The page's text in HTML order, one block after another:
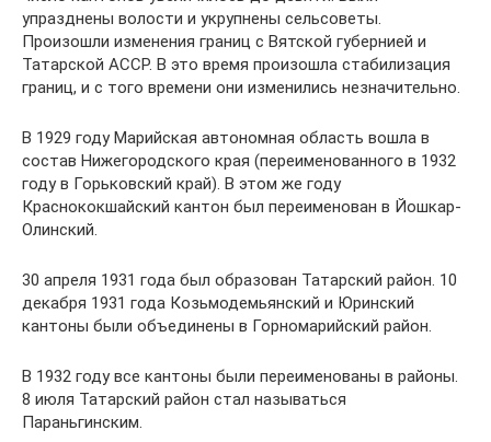
упразднены волости и укрупнены сельсоветы.
Произошли изменения границ с Вятской губернией и
Татарской АССР. В это время произошла стабилизация
границ, и с того времени они изменились незначительно.
В 1929 году Марийская автономная область вошла в
состав Нижегородского края (переименованного в 1932
году в Горьковский край). В этом же году
Краснококшайский кантон был переименован в Йошкар-
Олинский.
30 апреля 1931 года был образован Татарский район. 10
декабря 1931 года Козьмодемьянский и Юринский
кантоны были объединены в Горномарийский район.
В 1932 году все кантоны были переименованы в районы.
8 июля Татарский район стал называться
Параньгинским.